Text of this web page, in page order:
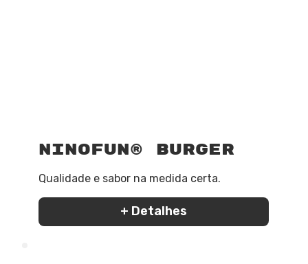
NinoFun® Burger
Qualidade e sabor na medida certa.
+ Detalhes